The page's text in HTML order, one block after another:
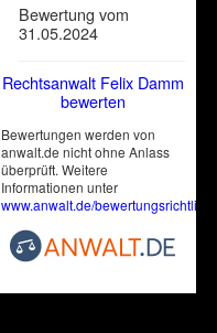
Bewertung vom
31.05.2024
Rechtsanwalt Felix Damm
bewerten
Bewertungen werden von
anwalt.de nicht ohne Anlass
überprüft. Weitere
Informationen unter
www.anwalt.de/bewertungsrichtlinien